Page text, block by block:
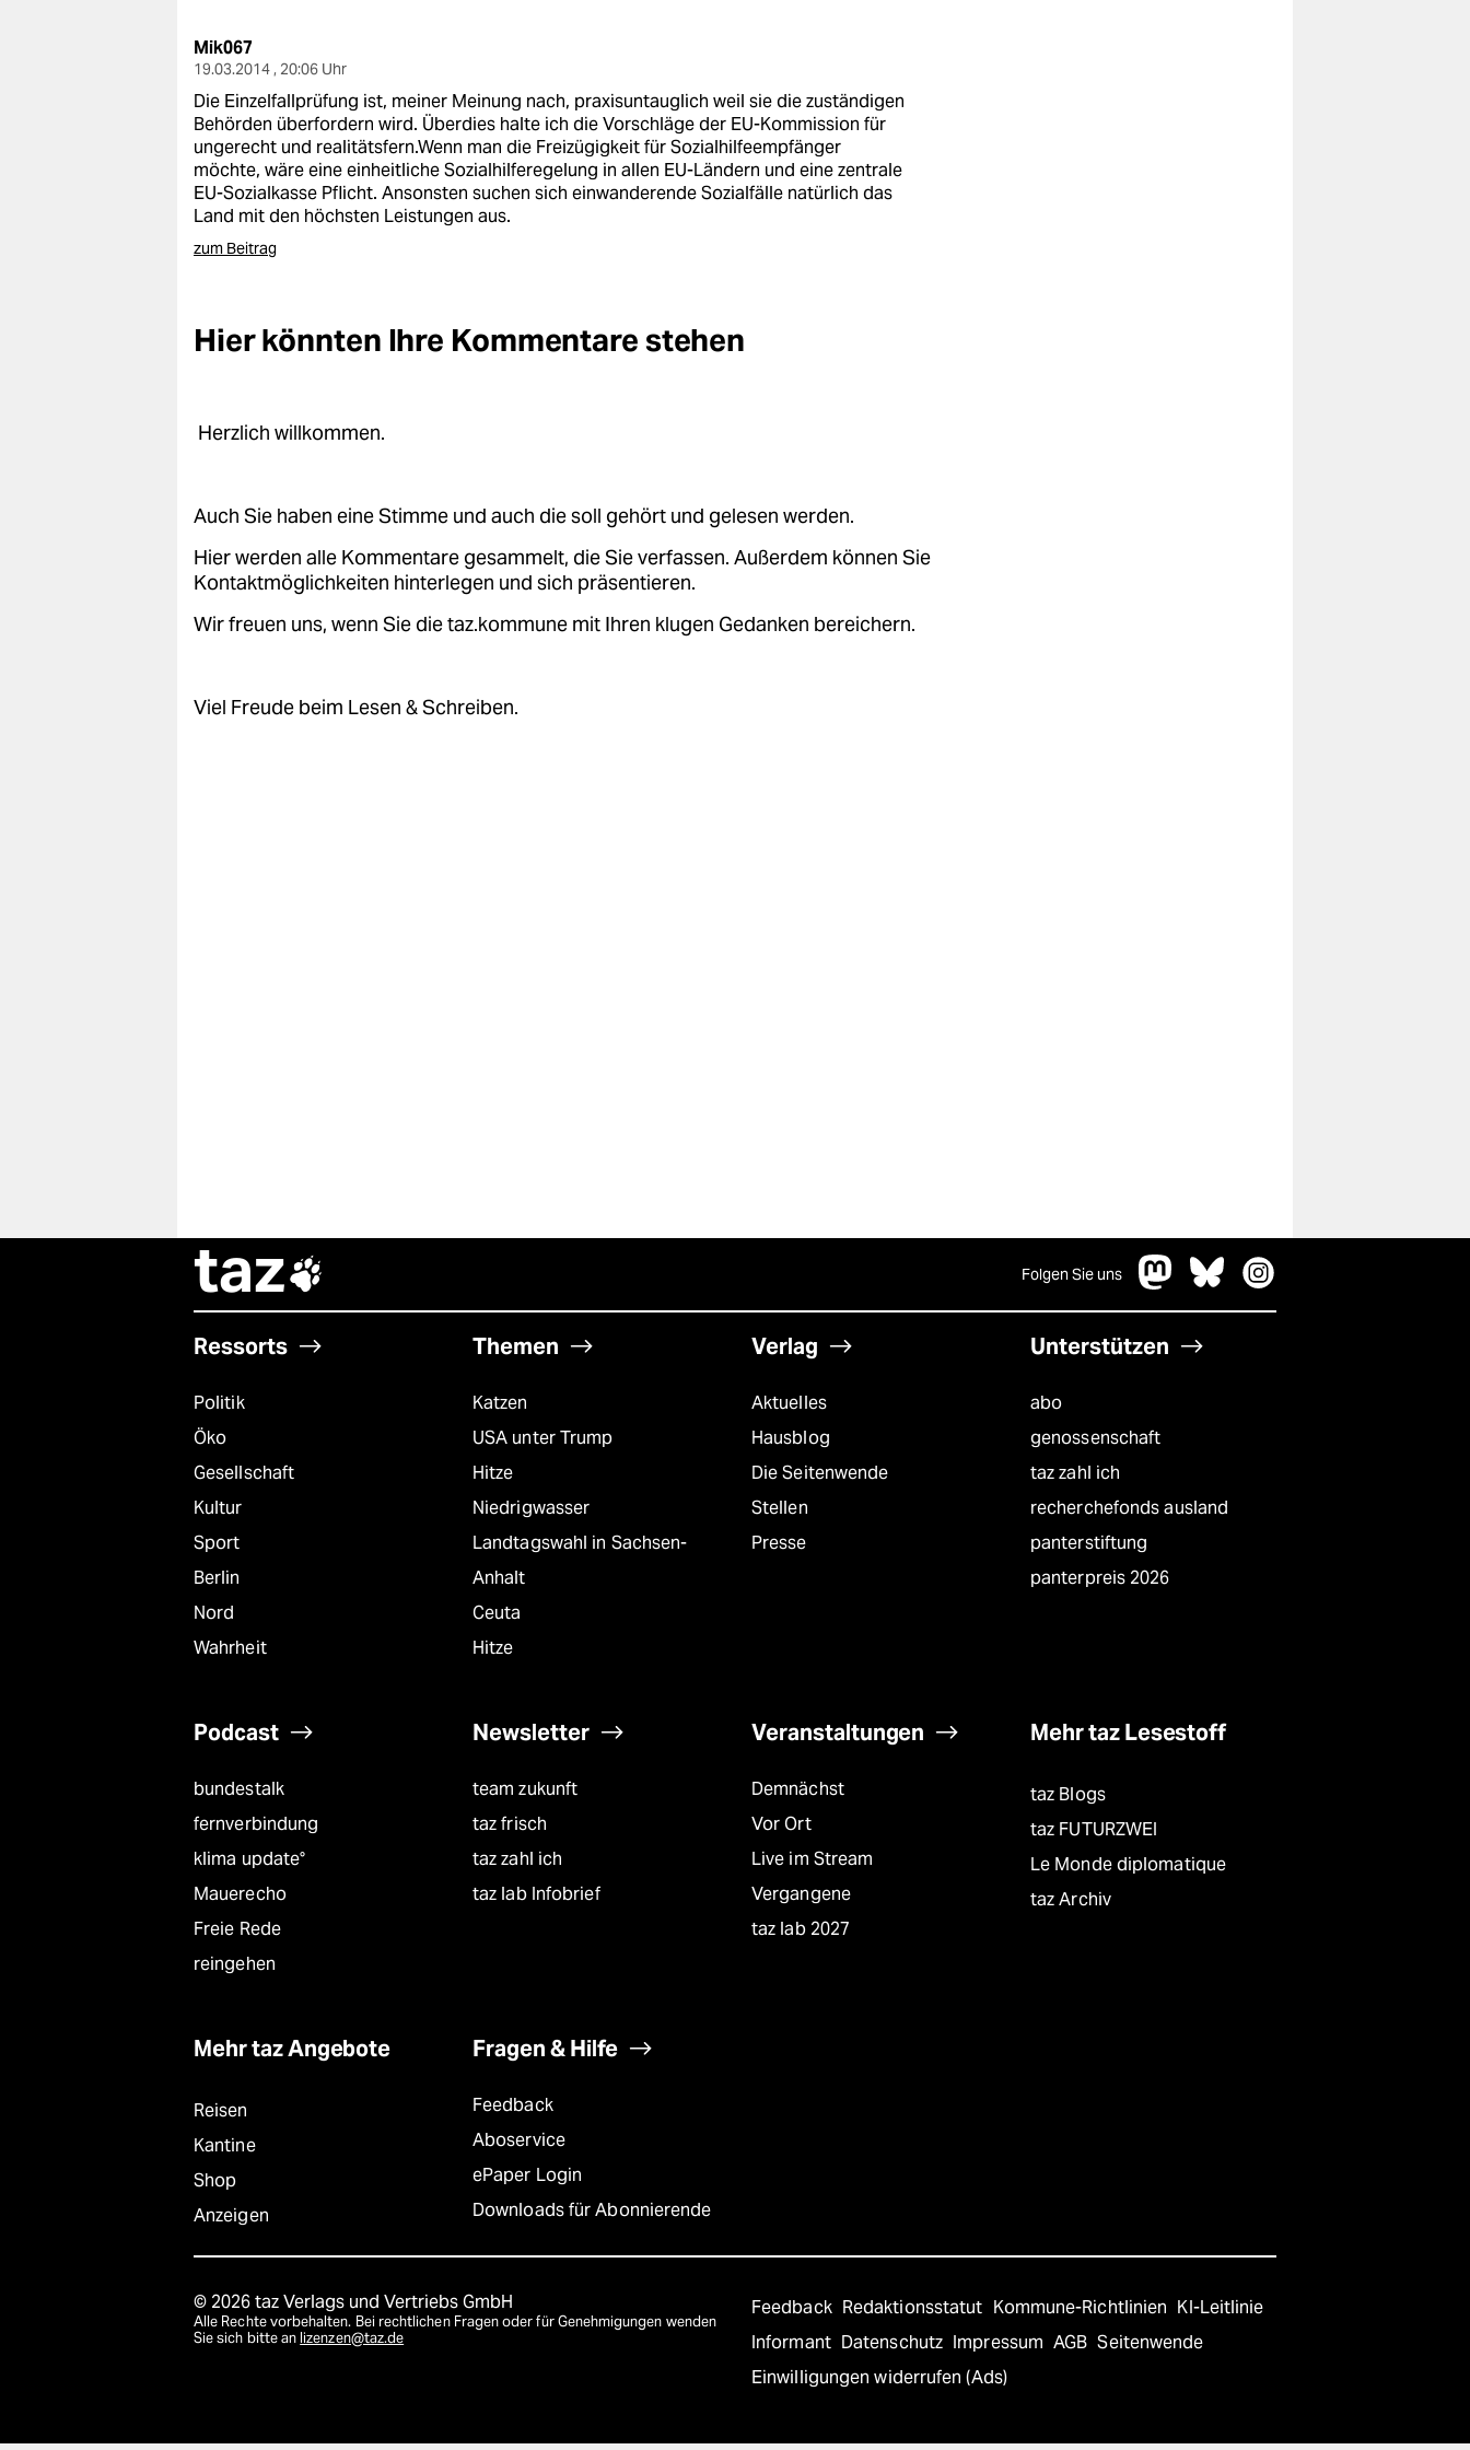
nord
wahrheit
verlag
verlag
Mik067
19.03.2014 , 20:06 Uhr
Die Einzelfallprüfung ist, meiner Meinung nach, praxisuntauglich weil sie die zuständigen
Behörden überfordern wird. Überdies halte ich die Vorschläge der EU-Kommission für
ungerecht und realitätsfern.Wenn man die Freizügigkeit für Sozialhilfeempfänger
möchte, wäre eine einheitliche Sozialhilferegelung in allen EU-Ländern und eine zentrale
EU-Sozialkasse Pflicht. Ansonsten suchen sich einwanderende Sozialfälle natürlich das
Land mit den höchsten Leistungen aus.
zum Beitrag
Hier könnten Ihre Kommentare stehen
Herzlich willkommen.
Auch Sie haben eine Stimme und auch die soll gehört und gelesen werden.
Hier werden alle Kommentare gesammelt, die Sie verfassen. Außerdem können Sie
Kontaktmöglichkeiten hinterlegen und sich präsentieren.
Wir freuen uns, wenn Sie die taz.kommune mit Ihren klugen Gedanken bereichern.
Viel Freude beim Lesen & Schreiben.
taz Folgen Sie uns
Ressorts
Politik
Öko
Gesellschaft
Kultur
Sport
Berlin
Nord
Wahrheit
Themen
Katzen
USA unter Trump
Hitze
Niedrigwasser
Landtagswahl in Sachsen-
Anhalt
Ceuta
Hitze
Verlag
Aktuelles
Hausblog
Die Seitenwende
Stellen
Presse
Unterstützen
abo
genossenschaft
taz zahl ich
recherchefonds ausland
panterstiftung
panterpreis 2026
Podcast
bundestalk
fernverbindung
klima update°
Mauerecho
Freie Rede
reingehen
Newsletter
team zukunft
taz frisch
taz zahl ich
taz lab Infobrief
Veranstaltungen
Demnächst
Vor Ort
Live im Stream
Vergangene
taz lab 2027
Mehr taz Lesestoff
taz Blogs
taz FUTURZWEI
Le Monde diplomatique
taz Archiv
Mehr taz Angebote
Reisen
Kantine
Shop
Anzeigen
Fragen & Hilfe
Feedback
Aboservice
ePaper Login
Downloads für Abonnierende
© 2026 taz Verlags und Vertriebs GmbH
Alle Rechte vorbehalten. Bei rechtlichen Fragen oder für Genehmigungen wenden
Sie sich bitte an lizenzen@taz.de
Feedback Redaktionsstatut Kommune-Richtlinien KI-Leitlinie
Informant Datenschutz Impressum AGB Seitenwende
Einwilligungen widerrufen (Ads)